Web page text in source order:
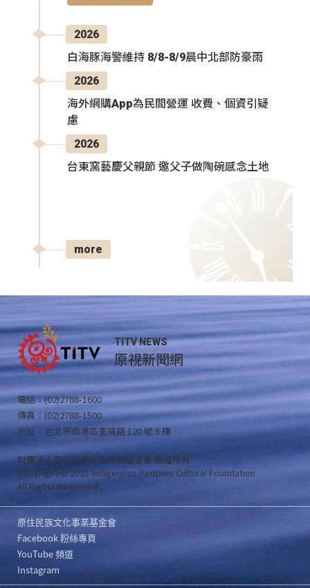
2026
白海豚海警維持 8/8-8/9晨中北部防豪雨
2026
海外網購App為民間營運 收費、個資引疑
慮
2026
台東窯藝慶父親節 邀父子做陶碗感念土地
more
TITV NEWS
原視新聞網
電話：(02)2788-1600
傳真：(02)2788-1500
地址：台北市南港區重陽路 120 號 5 樓
財團法人原住民族文化事業基金會 版權所有
Copyright © 2021 Indigenous Peoples Cultural Foundation
All Rights Reserved .
原住民族文化事業基金會
Facebook 粉絲專頁
YouTube 頻道
Instagram